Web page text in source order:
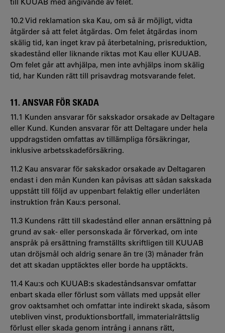
10.2 Vid reklamation ska Kau, om så är möjligt, vidta
åtgärder så att felet åtgärdas. Om felet åtgärdas inom
skälig tid, kan inget krav på återbetalning, prisreduktion,
skadestånd eller liknande riktas mot Kau eller KUUAB.
Om felet går att avhjälpa, men inte avhjälps inom skälig
tid, har Kunden rätt till prisavdrag motsvarande felet.
11. ANSVAR FÖR SKADA
11.1 Kunden ansvarar för sakskador orsakade av Deltagare
eller Kund. Kunden ansvarar för att Deltagare under hela
uppdragstiden omfattas av tillämpliga försäkringar,
inklusive arbetsskadeförsäkring.
11.2 Kau ansvarar för sakskador orsakade av Deltagaren
endast i den mån Kunden kan påvisas att sådan sakskada
uppstått till följd av uppenbart felaktig eller underlåten
instruktion från Kau:s personal.
11.3 Kundens rätt till skadestånd eller annan ersättning på
grund av sak- eller personskada är förverkad, om inte
anspråk på ersättning framställts skriftligen till KUUAB
utan dröjsmål och aldrig senare än tre (3) månader från
det att skadan upptäcktes eller borde ha upptäckts.
11.4 Kau:s och KUUAB:s skadeståndsansvar omfattar
enbart skada eller förlust som vållats med uppsåt eller
grov oaktsamhet och omfattar inte indirekt skada, såsom
utebliven vinst, produktionsbortfall, immaterialrättslig
förlust eller skada genom intrång i annans rätt,